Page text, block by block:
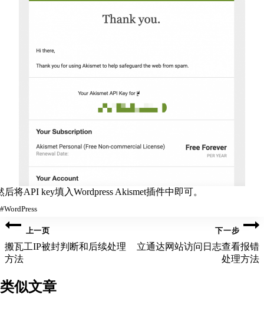
后将API key填入Wordpress Akismet插件中即可。
：
#WordPress
文
章
导
航
上一页
搬瓦工IP被封判断和后续处理
方法
下一步
立通达网站访问日志查看报错
处理方法
类似文章